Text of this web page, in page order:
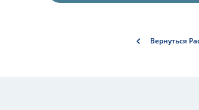
Вернуться